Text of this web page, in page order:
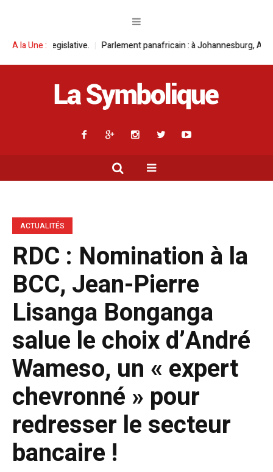
A la Une :
Parlement panafricain : à Johannesburg, Aimé Boji Sangara
ACTUALITÉS
RDC : Nomination à la
BCC, Jean-Pierre
Lisanga Bonganga
salue le choix d’André
Wameso, un « expert
chevronné » pour
redresser le secteur
bancaire !